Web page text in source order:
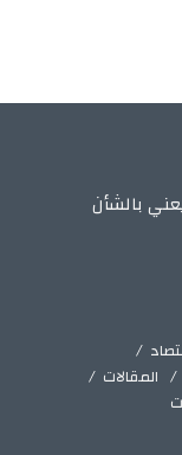
بالشأن
المقالات